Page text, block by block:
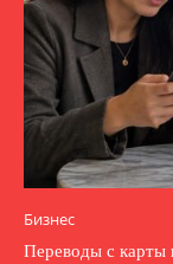
Бизнес
Переводы с карты